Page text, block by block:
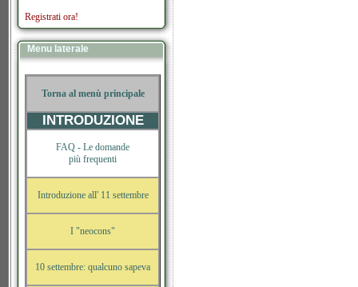
Registrati ora!
Menu laterale
Torna al menù principale
INTRODUZIONE
FAQ - Le domande
più frequenti
Introduzione all' 11 settembre
I "neocons"
10 settembre: qualcuno sapeva